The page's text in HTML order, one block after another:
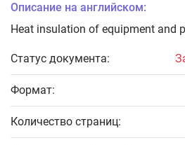
Описание на английском:
Heat insulation of equipment and
Статус документа:
Формат:
Количество страниц: